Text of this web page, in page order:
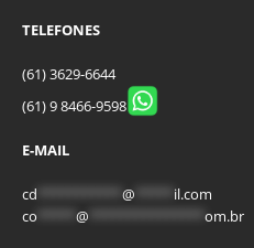
TELEFONES
(61) 3629-6644
(61) 9 8466-9598
E-MAIL
cd @
il.com
co
@ om.br